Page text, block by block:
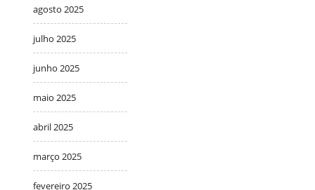
agosto 2025
julho 2025
junho 2025
maio 2025
abril 2025
março 2025
fevereiro 2025